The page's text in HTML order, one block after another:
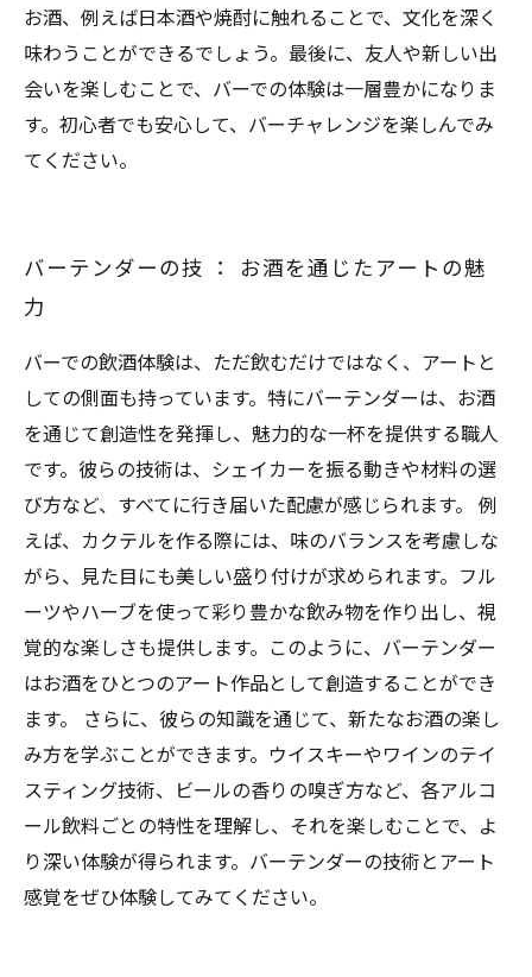
お酒、例えば日本酒や焼酎に触れることで、文化を深く
味わうことができるでしょう。最後に、友人や新しい出
会いを楽しむことで、バーでの体験は一層豊かになりま
す。初心者でも安心して、バーチャレンジを楽しんでみ
てください。
バーテンダーの技 ： お酒を通じたアートの魅
力
バーでの飲酒体験は、ただ飲むだけではなく、アートと
しての側面も持っています。特にバーテンダーは、お酒
を通じて創造性を発揮し、魅力的な一杯を提供する職人
です。彼らの技術は、シェイカーを振る動きや材料の選
び方など、すべてに行き届いた配慮が感じられます。 例
えば、カクテルを作る際には、味のバランスを考慮しな
がら、見た目にも美しい盛り付けが求められます。フル
ーツやハーブを使って彩り豊かな飲み物を作り出し、視
覚的な楽しさも提供します。このように、バーテンダー
はお酒をひとつのアート作品として創造することができ
ます。 さらに、彼らの知識を通じて、新たなお酒の楽し
み方を学ぶことができます。ウイスキーやワインのテイ
スティング技術、ビールの香りの嗅ぎ方など、各アルコ
ール飲料ごとの特性を理解し、それを楽しむことで、よ
り深い体験が得られます。バーテンダーの技術とアート
感覚をぜひ体験してみてください。